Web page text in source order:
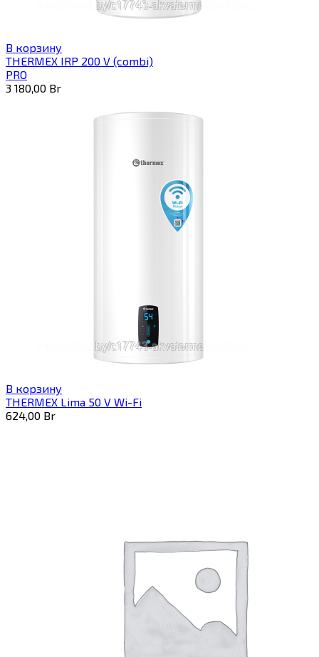
В корзину
THERMEX IRP 200 V (combi)
PRO
3 180,00 Br
В корзину
THERMEX Lima 50 V Wi-Fi
624,00 Br